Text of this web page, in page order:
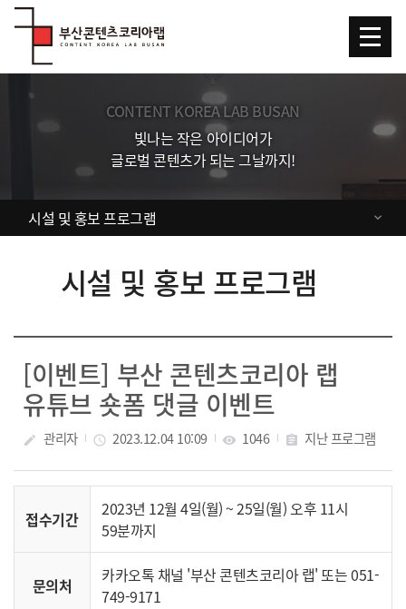
Skip Menu
CONTENT KOREA LAB BUSAN
빛나는 작은 아이디어가
글로벌 콘텐츠가 되는 그날까지!
시설 및 홍보 프로그램
시설 및 홍보 프로그램
[이벤트] 부산 콘텐츠코리아 랩
유튜브 숏폼 댓글 이벤트
create 관리자 access_time 2023.12.04 10:09 visibility 1046 assignment 지난 프로그램
접수기간
2023년 12월 4일(월) ~ 25일(월) 오후 11시
59분까지
문의처
카카오톡 채널 '부산 콘텐츠코리아 랩' 또는 051-
749-9171